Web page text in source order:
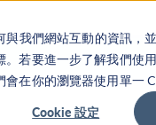
我們網站互動的資訊，
若要進一步了解我們使
在你的瀏覽器使用單一
Cookie 設定